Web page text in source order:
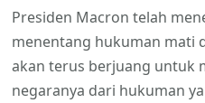
Presiden Macron telah
menentang hukuman mati
akan terus berjuang untuk
negaranya dari hukuman